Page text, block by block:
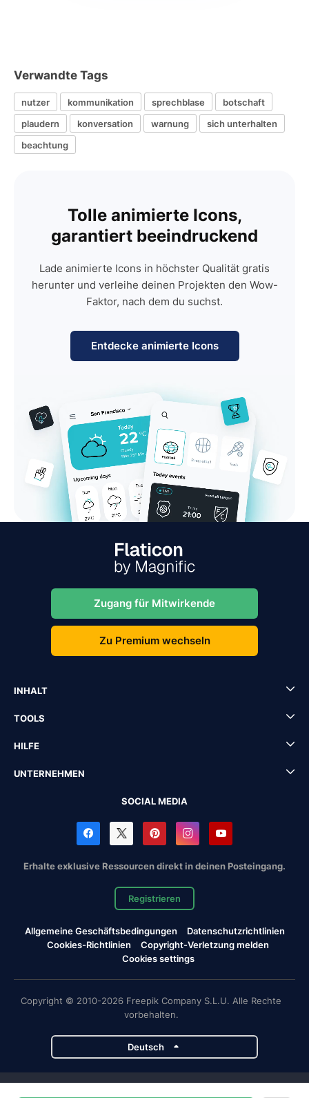
Verwandte Tags
nutzer kommunikation sprechblase
botschaft
plaudern
konversation warnung
sich unterhalten
beachtung
Tolle animierte Icons,
garantiert beeindruckend
Lade animierte Icons in höchster Qualität gratis
herunter und verleihe deinen Projekten den Wow-
Faktor, nach dem du suchst.
Entdecke animierte Icons
Zugang für Mitwirkende
Zu Premium wechseln
INHALT
TOOLS
HILFE
UNTERNEHMEN
SOCIAL MEDIA
Erhalte exklusive Ressourcen direkt in deinen Posteingang.
Registrieren
Allgemeine Geschäftsbedingungen
Datenschutzrichtlinien
Cookies-Richtlinien
Copyright-Verletzung melden
Cookies settings
Copyright © 2010-2026 Freepik Company S.L.U. Alle Rechte
vorbehalten.
Deutsch